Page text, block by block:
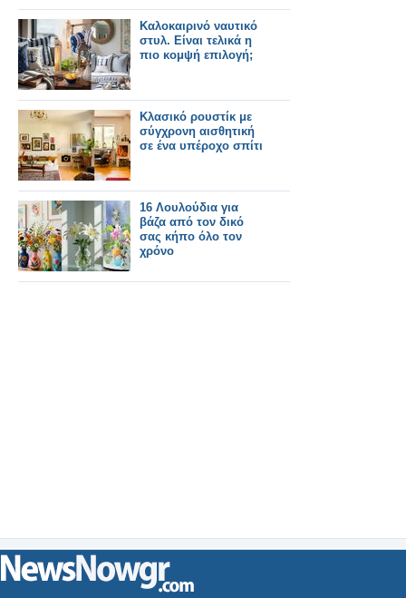
Καλοκαιρινό ναυτικό
στυλ. Είναι τελικά η
πιο κομψή επιλογή;
Κλασικό ρουστίκ με
σύγχρονη αισθητική
σε ένα υπέροχο σπίτι
16 Λουλούδια για
βάζα από τον δικό
σας κήπο όλο τον
χρόνο